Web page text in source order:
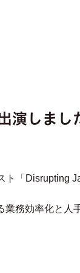
演しまし
ト「Disrupting
務効率化と人